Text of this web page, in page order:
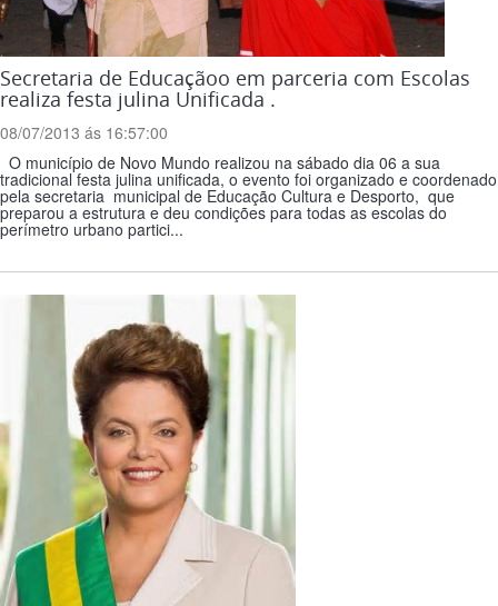
Secretaria de Educaçãoo em parceria com Escolas
realiza festa julina Unificada .
08/07/2013 ás 16:57:00
O município de Novo Mundo realizou na sábado dia 06 a sua
tradicional festa julina unificada, o evento foi organizado e coordenado
pela secretaria municipal de Educação Cultura e Desporto, que
preparou a estrutura e deu condições para todas as escolas do
perímetro urbano partici...